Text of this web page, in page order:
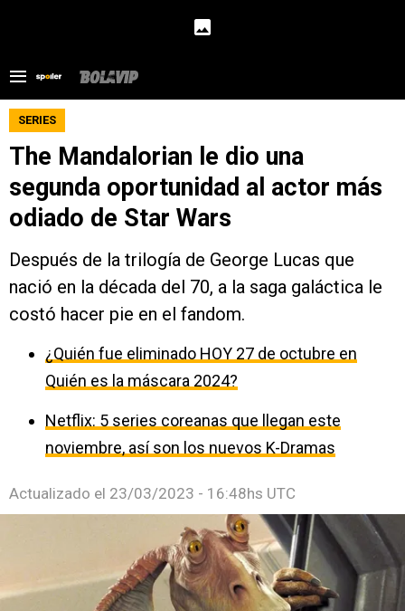
SERIES
The Mandalorian le dio una
segunda oportunidad al actor más
odiado de Star Wars
Después de la trilogía de George Lucas que
nació en la década del 70, a la saga galáctica le
costó hacer pie en el fandom.
¿Quién fue eliminado HOY 27 de octubre en
Quién es la máscara 2024?
Netflix: 5 series coreanas que llegan este
noviembre, así son los nuevos K-Dramas
Actualizado el 23/03/2023 - 16:48hs UTC